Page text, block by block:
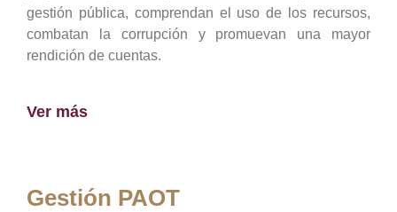
gestión pública, comprendan el uso de los recursos,
combatan la corrupción y promuevan una mayor
rendición de cuentas.
Ver más
Gestión PAOT